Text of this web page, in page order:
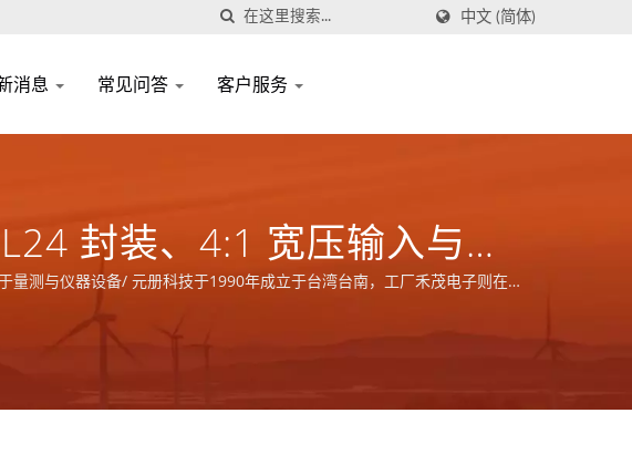
中文 (简体)
消息 常见问答 客户服务
封装、4:1 宽压输入与
测与仪器设备/ 元册科技于1990年成立于台湾台南，工厂禾茂电子则在
证。